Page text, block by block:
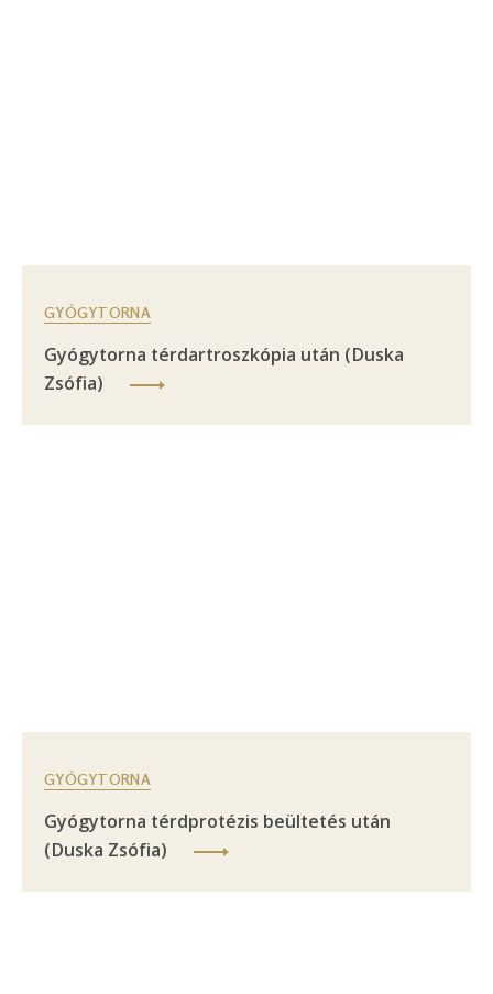
GYÓGYTORNA
Gyógytorna térdartroszkópia után (Duska
Zsófia)
GYÓGYTORNA
Gyógytorna térdprotézis beültetés után
(Duska Zsófia)